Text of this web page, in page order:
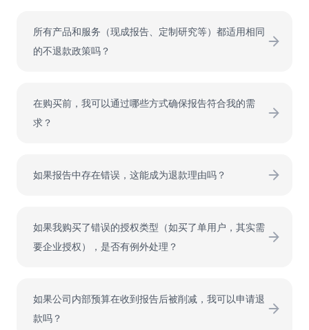
因此也无法实际执行交易逆转。这是全球主流市场研究与
咨询公司普遍遵循的行业惯例。
所有产品和服务（现成报告、定制研究等）都适用相同
的不退款政策吗？
为专有无形资产。
在购买前，我可以通过哪些方式确保报告符合我的需
求？
究方法和样稿页面，以确认工作范围清晰明确。此流程旨
如果报告中存在错误，这能成为退款理由吗？
维护数据完整性。如有经证实的事实性错误，我们承诺及
时修订并重新发送更新版本。
如果我购买了错误的授权类型（如买了单用户，其实需
要企业授权），是否有例外处理？
确的更高等级（例如从单用户升级为企业授权）。但在报
告文件已交付后，不可降级或办理全额退款。
如果公司内部预算在收到报告后被削减，我可以申请退
款吗？